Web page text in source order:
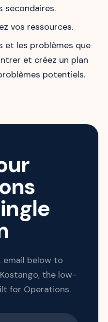
secondaires.
vos ressources.
et les problèmes que
et créez un plan
potentiels.
email below to
the low-
for Operations.